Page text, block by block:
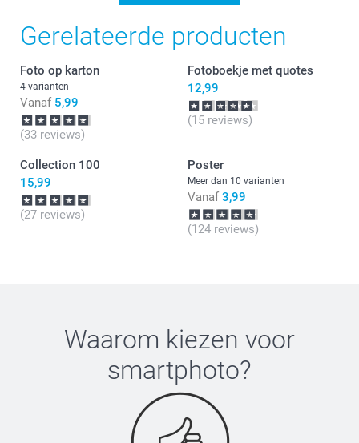
Gerelateerde producten
Foto op karton
4 varianten
Vanaf 5,99
(33 reviews)
Fotoboekje met quotes
12,99
(15 reviews)
Collection 100
15,99
(27 reviews)
Poster
Meer dan 10 varianten
Vanaf 3,99
(124 reviews)
Waarom kiezen voor
smartphoto?